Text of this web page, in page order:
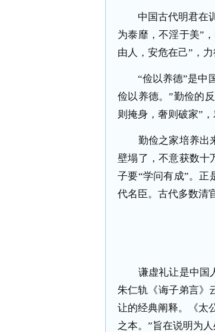
中国古代明君在训
为泰靡，不淫于美”
由人，安危在己”，
“俭以养德”是中国
俭以养德。”勤俭的
则掩身，奢则破家”，
勤俭之家培养出来
壁塌了，不意获数十
子要“学问有成”。正
代名臣。古代多数清
谦虚礼让是中国人
朱仁轨《诲子弟言》
让的经典阐释。《太
之本。”旨在说明为